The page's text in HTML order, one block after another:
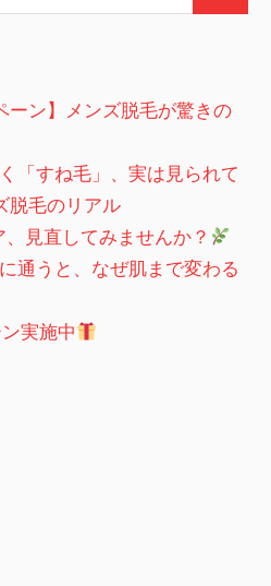
ーン】メンズ脱毛が驚きの
「すね毛」、実は見られて
脱毛のリアル
見直してみませんか？
通うと、なぜ肌まで変わる
実施中